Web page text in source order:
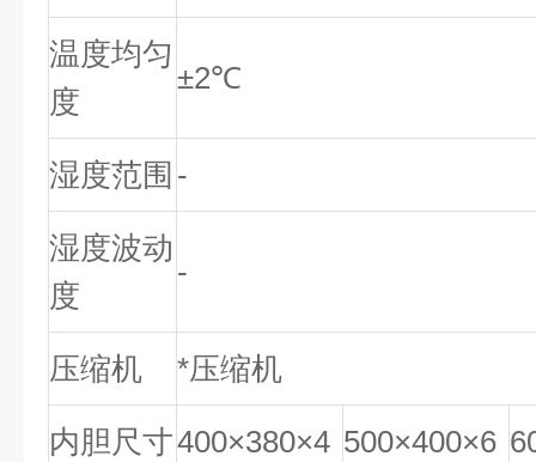
温度均匀
度
±2℃
湿度范围 -
湿度波动
度
-
压缩机 *压缩机
内胆尺寸400×380×4 500×400×6